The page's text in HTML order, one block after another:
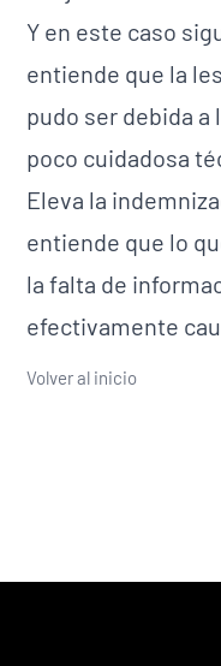
Y en este caso
entiende que la
pudo ser debida a
poco cuidadosa
Eleva la
entiende que lo
la falta de
efectivamente
Volver al inicio